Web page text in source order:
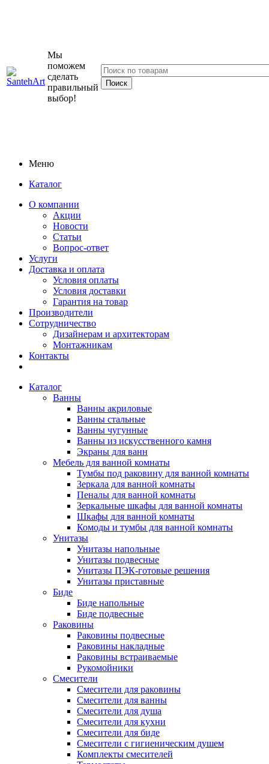
Мы
поможем
сделать
правильный
выбор!
Меню
Каталог
О компании
Акции
Новости
Статьи
Вопрос-ответ
Услуги
Доставка и оплата
Условия оплаты
Условия доставки
Гарантия на товар
Производители
Сотрудничество
Дизайнерам и архитекторам
Монтажникам
Контакты
Каталог
Ванны
Ванны акриловые
Ванны стальные
Ванны чугунные
Ванны из искусственного камня
Экраны для ванн
Мебель для ванной комнаты
Тумбы под раковину для ванной комнаты
Зеркала для ванной комнаты
Пеналы для ванной комнаты
Зеркальные шкафы для ванной комнаты
Шкафы для ванной комнаты
Комоды и тумбы для ванной комнаты
Унитазы
Унитазы напольные
Унитазы подвесные
Унитазы ПЭК-готовые решения
Унитазы приставные
Биде
Биде напольные
Биде подвесные
Раковины
Раковины подвесные
Раковины накладные
Раковины встраиваемые
Рукомойники
Смесители
Смесители для раковины
Смесители для ванны
Смесители для душа
Смесители для кухни
Смесители для биде
Смесители с гигиеническим душем
Комплекты смесителей